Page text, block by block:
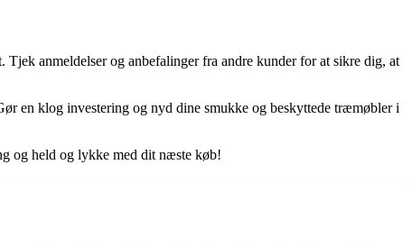
anmeldelser og anbefalinger fra andre kunder for at sikre dig, at
en klog investering og nyd dine smukke og beskyttede træmøbler i
og held og lykke med dit næste køb!